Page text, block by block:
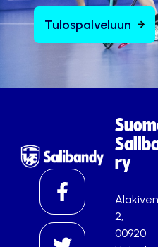
Tulospalveluun
ry
2,
00920